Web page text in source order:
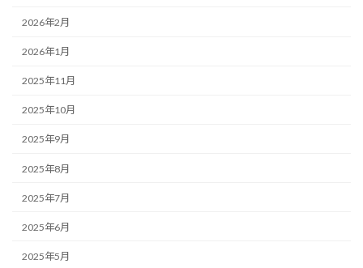
2026年2月
2026年1月
2025年11月
2025年10月
2025年9月
2025年8月
2025年7月
2025年6月
2025年5月